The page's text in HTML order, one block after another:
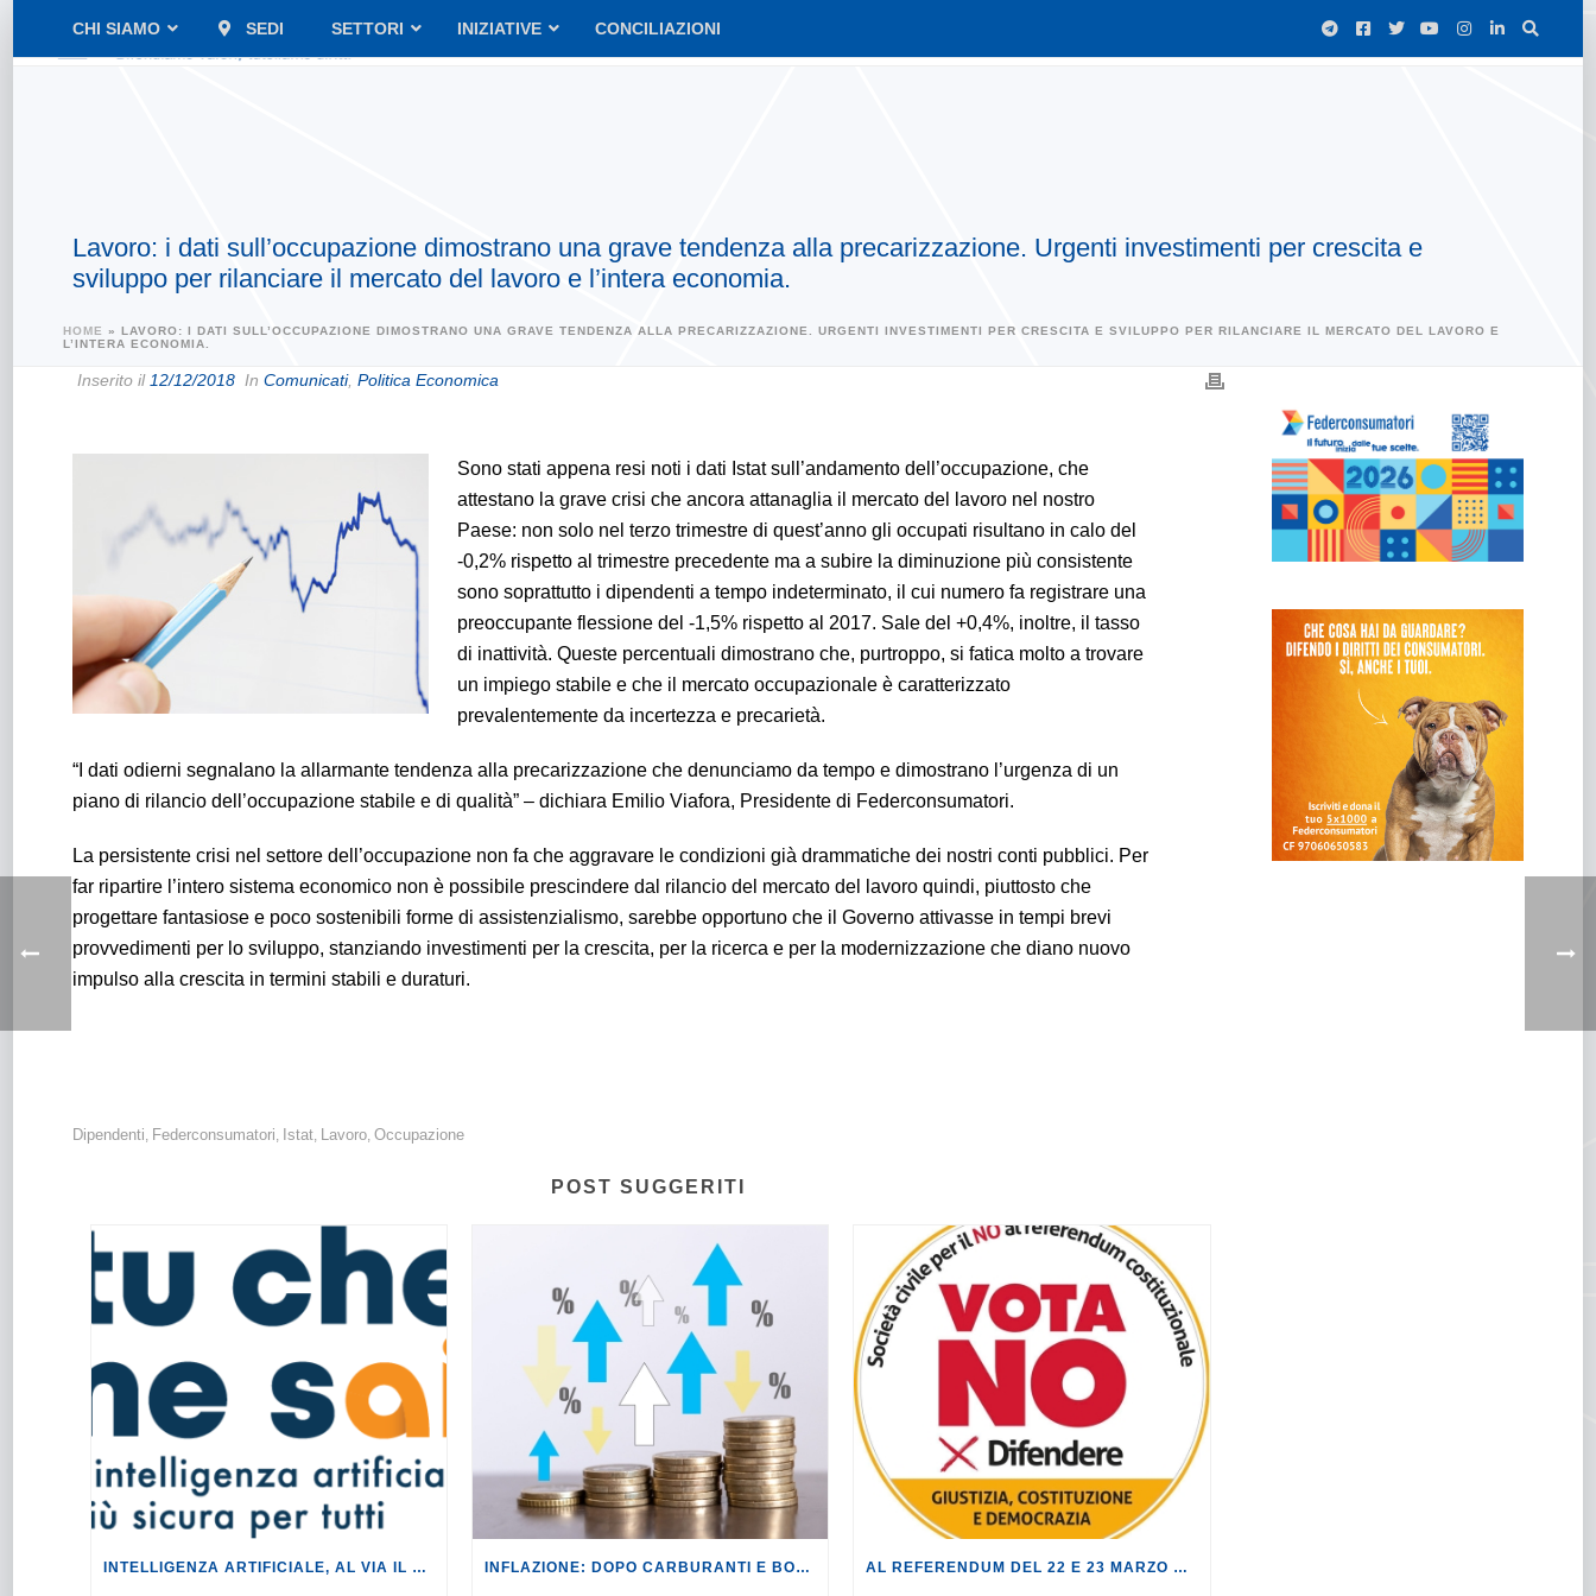
CHI SIAMO SEDI SETTORI INIZIATIVE CONCILIAZIONI
Lavoro: i dati sull’occupazione dimostrano una grave tendenza alla precarizzazione. Urgenti investimenti per crescita e
sviluppo per rilanciare il mercato del lavoro e l’intera economia.
HOME » LAVORO: I DATI SULL’OCCUPAZIONE DIMOSTRANO UNA GRAVE TENDENZA ALLA PRECARIZZAZIONE. URGENTI INVESTIMENTI PER CRESCITA E SVILUPPO PER RILANCIARE IL MERCATO DEL LAVORO E
L’INTERA ECONOMIA.
Inserito il 12/12/2018 In Comunicati, Politica Economica
Sono stati appena resi noti i dati Istat sull’andamento dell’occupazione, che
attestano la grave crisi che ancora attanaglia il mercato del lavoro nel nostro
Paese: non solo nel terzo trimestre di quest’anno gli occupati risultano in calo del
-0,2% rispetto al trimestre precedente ma a subire la diminuzione più consistente
sono soprattutto i dipendenti a tempo indeterminato, il cui numero fa registrare una
preoccupante flessione del -1,5% rispetto al 2017. Sale del +0,4%, inoltre, il tasso
di inattività. Queste percentuali dimostrano che, purtroppo, si fatica molto a trovare
un impiego stabile e che il mercato occupazionale è caratterizzato
prevalentemente da incertezza e precarietà.
“I dati odierni segnalano la allarmante tendenza alla precarizzazione che denunciamo da tempo e dimostrano l’urgenza di un
piano di rilancio dell’occupazione stabile e di qualità” – dichiara Emilio Viafora, Presidente di Federconsumatori.
La persistente crisi nel settore dell’occupazione non fa che aggravare le condizioni già drammatiche dei nostri conti pubblici. Per
far ripartire l’intero sistema economico non è possibile prescindere dal rilancio del mercato del lavoro quindi, piuttosto che
progettare fantasiose e poco sostenibili forme di assistenzialismo, sarebbe opportuno che il Governo attivasse in tempi brevi
provvedimenti per lo sviluppo, stanziando investimenti per la crescita, per la ricerca e per la modernizzazione che diano nuovo
impulso alla crescita in termini stabili e duraturi.
Dipendenti, Federconsumatori, Istat, Lavoro, Occupazione
POST SUGGERITI
INTELLIGENZA ARTIFICIALE, AL VIA IL TOUR DI EVENTI DEL PROGETTO TU CHE NE SAI? INFLAZIONE: DOPO CARBURANTI E BOLLETTE, GLI EFFETTI DEL CONFLITTO INIZIANO A FARSI SENTIRE SUI PREZZI. AL REFERENDUM DEL 22 E 23 MARZO VOTA NO